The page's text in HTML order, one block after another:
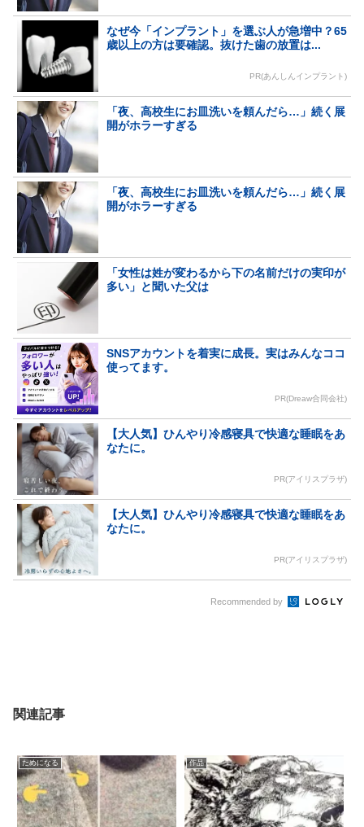
なぜ今「インプラント」を選ぶ人が急増中？65
歳以上の方は要確認。抜けた歯の放置は...
PR(あんしんインプラント)
「夜、高校生にお皿洗いを頼んだら…」続く展
開がホラーすぎる
「夜、高校生にお皿洗いを頼んだら…」続く展
開がホラーすぎる
「女性は姓が変わるから下の名前だけの実印が
多い」と聞いた父は
SNSアカウントを着実に成長。実はみんなココ
使ってます。
PR(Dreaw合同会社)
【大人気】ひんやり冷感寝具で快適な睡眠をあ
なたに。
PR(アイリスプラザ)
【大人気】ひんやり冷感寝具で快適な睡眠をあ
なたに。
PR(アイリスプラザ)
Recommended by
関連記事
ためになる 作品